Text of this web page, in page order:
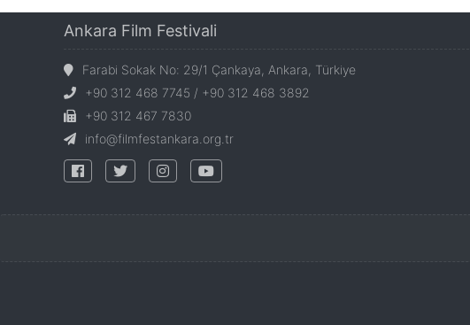
Ankara Film Festivali
Farabi Sokak No: 29/1 Çankaya, Ankara, Türkiye
+90 312 468 7745 / +90 312 468 3892
+90 312 467 7830
info@filmfestankara.org.tr